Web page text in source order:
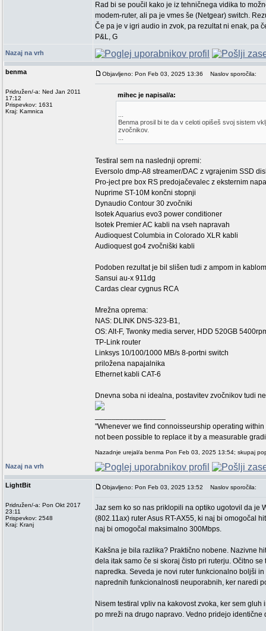
Rad bi se poučil kako je iz tehničnega vidika to
modem-ruter, ali pa je vmes še (Netgear) switch.
Če pa je v igri audio in zvok, pa rezultat ni enak, pa
P&L, G
Nazaj na vrh
benma
Pridružen/-a: Ned Jan 2011
17:12
Prispevkov: 1631
Kraj: Kamnica
Objavljeno: Pon Feb 03, 2025 13:36 Naslov sporočila:
mihec je napisal/a:
Benma prosil bi te da v celoti opišeš svoj sistem
zvočnikov.
Testiral sem na naslednji opremi:
Eversolo dmp-A8 streamer/DAC z vgrajenim SSD
Pro-ject pre box RS predojačevalec z eksternim
Nuprime ST-10M končni stopnji
Dynaudio Contour 30 zvočniki
Isotek Aquarius evo3 power conditioner
Isotek Premier AC kabli na vseh napravah
Audioquest Columbia in Colorado XLR kabli
Audioquest go4 zvočniški kabli
Podoben rezultat je bil slišen tudi z ampom in
Sansui au-x 911dg
Cardas clear cygnus RCA
Mrežna oprema:
NAS: DLINK DNS-323-B1,
OS: Alt-F, Twonky media server, HDD 520GB
TP-Link router
Linksys 10/100/1000 MB/s 8-portni switch
priložena napajalnika
Ethernet kabli CAT-6
Dnevna soba ni idealna, postavitev zvočnikov tudi
"Whenever we find connoisseurship operating
not been possible to replace it by a measurable
Nazadnje urejal/a benma Pon Feb 03, 2025 13:54; skupaj
Nazaj na vrh
LightBit
Pridružen/-a: Pon Okt 2017
23:11
Prispevkov: 2548
Kraj: Kranj
Objavljeno: Pon Feb 03, 2025 13:52 Naslov sporočila:
Jaz sem ko so nas priklopili na optiko ugotovil da je
(802.11ax) ruter Asus RT-AX55, ki naj bi omogočal
naj bi omogočal maksimalno 300Mbps.
Kakšna je bila razlika? Praktično nobene. Nazivne
dela itak samo če si skoraj čisto pri ruterju. Očitno
napredka. Seveda je novi ruter funkcionalno boljši
naprednih funkcionalnosti neuporabnih, ker naredi
Nisem testiral vpliv na kakovost zvoka, ker sem
po mreži na drugo napravo. Vedno pridejo